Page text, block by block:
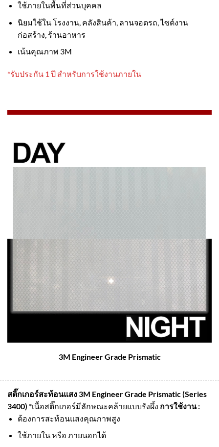
ใช้ภายในพื้นที่ส่วนบุคคล
นิยมใช้ใน โรงงาน, คลังสินค้า, ลานจอดรถ, ไซต์งาน
ก่อสร้าง, ร้านอาหาร
เน้นคุณภาพ 3M
*รับประกัน 1 ปี สำหรับการใช้งานภายใน
3M Engineer Grade Prismatic
สติ๊กเกอร์สะท้อนแสง 3M Engineer Grade Prismatic (Series
3400) *เนื้อสติ๊กเกอร์มีลักษณะคล้ายแบบรังผึ้ง การใช้งาน :
ต้องการสะท้อนแสงคุณภาพสูง
ใช้ภายใน หรือ ภายนอกได้